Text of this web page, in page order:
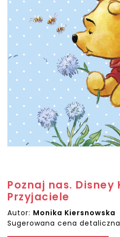
Poznaj nas. Disney
Przyjaciele
Autor: Monika Kiersnowska
Sugerowana cena